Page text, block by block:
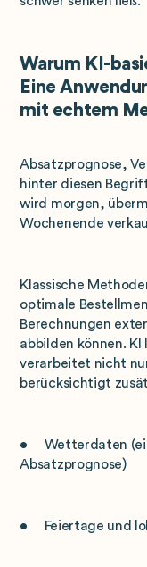
Warum KI-
Eine
mit echtem
Absatzprognose,
hinter diesen
wird morgen,
Wochenende
Klassische
optimale
Berechnungen
abbilden können.
verarbeitet nicht
berücksichtigt
• Wetterdaten
Absatzprognose)
• Feiertage und